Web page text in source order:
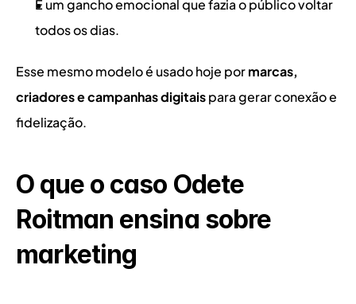
E um gancho emocional que fazia o público voltar
todos os dias.
Esse mesmo modelo é usado hoje por marcas,
criadores e campanhas digitais para gerar conexão e
fidelização.
O que o caso Odete
Roitman ensina sobre
marketing